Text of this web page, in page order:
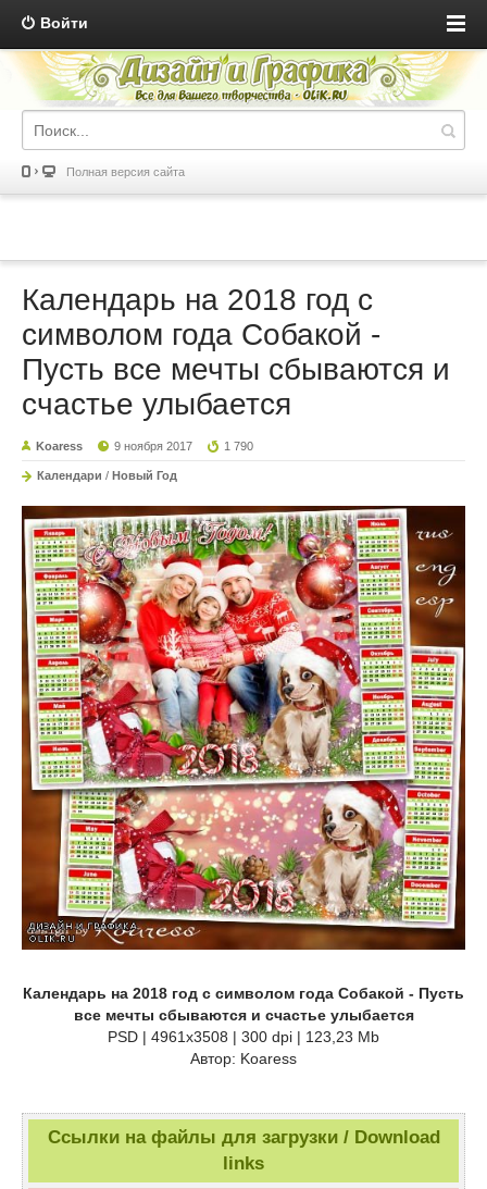
Войти
Полная версия сайта
Календарь на 2018 год с
символом года Собакой -
Пусть все мечты сбываются и
счастье улыбается
Koaress 9 ноября 2017 1 790
Календари / Новый Год
Календарь на 2018 год с символом года Собакой - Пусть
все мечты сбываются и счастье улыбается
PSD | 4961x3508 | 300 dpi | 123,23 Mb
Автор: Koaress
Ссылки на файлы для загрузки / Download
links